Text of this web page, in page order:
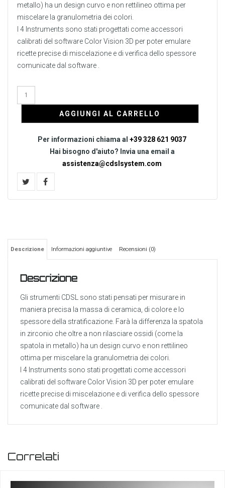
metallo) ha un design curvo e non rettilineo ottima per
miscelare la granulometria dei colori.
I 4 Instruments sono stati progettati come accessori
calibrati del software Color Vision 3D per poter emulare
ricette precise di miscelazione e di verifica dello spessore
comunicate dal software .
AGGIUNGI AL CARRELLO
Per informazioni chiama al+39 328 621 9037
Hai bisogno d'aiuto? Invia una email a
assistenza@cdslsystem.com
Descrizione Informazioni aggiuntive Recensioni (0)
Descrizione
Gli strumenti CDSL sono stati pensati per misurare in
maniera precisa la massa di ceramica, di colore e lo
spessore della stratificazione. Farà la differenza la spatola
in zirconio che oltre a non rilasciare ossidi (come la
spatola in metallo) ha un design curvo e non rettilineo
ottima per miscelare la granulometria dei colori.
I 4 Instruments sono stati progettati come accessori
calibrati del software Color Vision 3D per poter emulare
ricette precise di miscelazione e di verifica dello spessore
comunicate dal software .
Correlati